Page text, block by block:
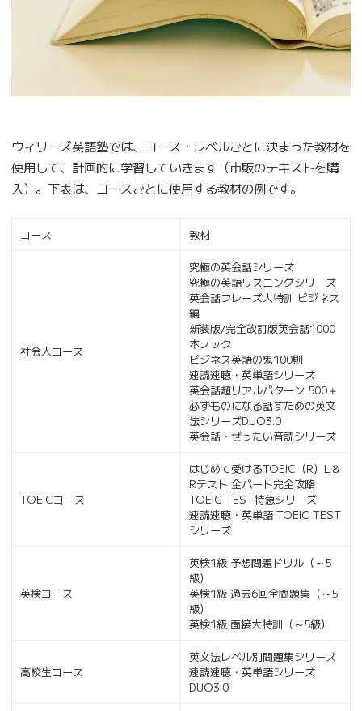
ウィリーズ英語塾では、コース・レベルごとに決まった教材を
使用して、計画的に学習していきます（市販のテキストを購
入）。下表は、コースごとに使用する教材の例です。
コース 教材
社会人コース
究極の英会話シリーズ
究極の英語リスニングシリーズ
英会話フレーズ大特訓 ビジネス
編
新装版/完全改訂版英会話1000
本ノック
ビジネス英語の鬼100則
速読速聴・英単語シリーズ
英会話超リアルパターン 500＋
必ずものになる話すための英文
法シリーズDUO3.0
英会話・ぜったい音読シリーズ
TOEICコース
はじめて受けるTOEIC（R）L＆
Rテスト 全パート完全攻略
TOEIC TEST特急シリーズ
速読速聴・英単語 TOEIC TEST
シリーズ
英検コース
英検1級 予想問題ドリル（～5
級）
英検1級 過去6回全問題集（～5
級）
英検1級 面接大特訓（～5級）
高校生コース
英文法レベル別問題集シリーズ
速読速聴・英単語シリーズ
DUO3.0